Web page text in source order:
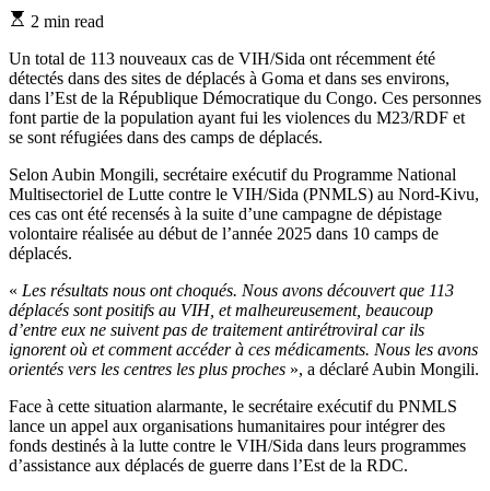
Estimated
time
2 min read
Un total de 113 nouveaux cas de VIH/Sida ont récemment été
détectés dans des sites de déplacés à Goma et dans ses environs,
dans l’Est de la République Démocratique du Congo. Ces personnes
font partie de la population ayant fui les violences du M23/RDF et
se sont réfugiées dans des camps de déplacés.
Selon Aubin Mongili, secrétaire exécutif du Programme National
Multisectoriel de Lutte contre le VIH/Sida (PNMLS) au Nord-Kivu,
ces cas ont été recensés à la suite d’une campagne de dépistage
volontaire réalisée au début de l’année 2025 dans 10 camps de
déplacés.
« Les résultats nous ont choqués. Nous avons découvert que 113
déplacés sont positifs au VIH, et malheureusement, beaucoup
d’entre eux ne suivent pas de traitement antirétroviral car ils
ignorent où et comment accéder à ces médicaments. Nous les avons
orientés vers les centres les plus proches », a déclaré Aubin Mongili.
Face à cette situation alarmante, le secrétaire exécutif du PNMLS
lance un appel aux organisations humanitaires pour intégrer des
fonds destinés à la lutte contre le VIH/Sida dans leurs programmes
d’assistance aux déplacés de guerre dans l’Est de la RDC.